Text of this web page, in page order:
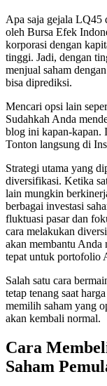
Apa saja gejala LQ45
oleh Bursa Efek
korporasi dengan
tinggi. Jadi, dengan
menjual saham
bisa diprediksi.
Mencari opsi lain
Sudahkah Anda
blog ini kapan-kapan.
Tonton langsung di
Strategi utama yang
diversifikasi. Ketika
lain mungkin
berbagai investasi
fluktuasi pasar dan
cara melakukan
akan membantu Anda
tepat untuk portofolio
Salah satu cara
tetap tenang saat
memilih saham yang
akan kembali normal.
Cara
Saham